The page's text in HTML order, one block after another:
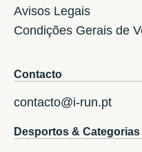
Avisos Legais
Condições Gerais de
Contacto
contacto@i-run.pt
Desportos & Categorias